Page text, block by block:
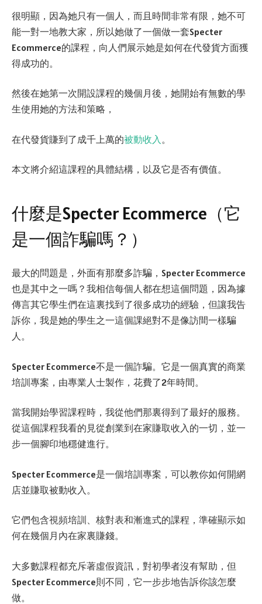
很明顯，因為她只有一個人，而且時間非常有限，她不可
能一對一地教大家，所以她做了一個做一套Specter
Ecommerce的課程，向人們展示她是如何在代發貨方面獲
得成功的。
然後在她第一次開設課程的幾個月後，她開始有無數的學
生使用她的方法和策略，
在代發貨賺到了成千上萬的被動收入 。
本文將介紹這課程的具體結構，以及它是否有價值。
什麼是Specter Ecommerce（它
是一個詐騙嗎？）
最大的問題是，外面有那麼多詐騙，Specter Ecommerce
也是其中之一嗎？我相信每個人都在想這個問題，因為據
傳言其它學生們在這裏找到了很多成功的經驗，但讓我告
訴你，我是她的學生之一這個課絕對不是像訪間一樣騙
人。
Specter Ecommerce不是一個詐騙。它是一個真實的商業
培訓專案，由專業人士製作，花費了2年時間。
當我開始學習課程時，我從他們那裏得到了最好的服務。
從這個課程我看的見從創業到在家賺取收入的一切，並一
步一個腳印地穩健進行。
Specter Ecommerce是一個培訓專案，可以教你如何開網
店並賺取被動收入。
它們包含視頻培訓、核對表和漸進式的課程，準確顯示如
何在幾個月內在家裏賺錢。
大多數課程都充斥著虛假資訊，對初學者沒有幫助，但
Specter Ecommerce則不同，它一步步地告訴你該怎麼
做。